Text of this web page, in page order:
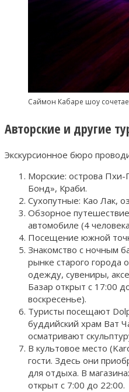
Саймон Кабаре шоу
Авторские и другие
Экскурсионное бюро
Морские: острова
Бонд», Краби.
Сухопутные: Као Лак,
Обзорное
автомобиле (4
Посещение южной
Знакомство с ночным
рынке старого
одежду, сувениры,
Базар открыт с 17:00
воскресенье).
Туристы посещают
буддийский храм Ват
осматривают
В культовое место
гости. Здесь они
для отдыха. В
открыт с 7:00 до 22:00.